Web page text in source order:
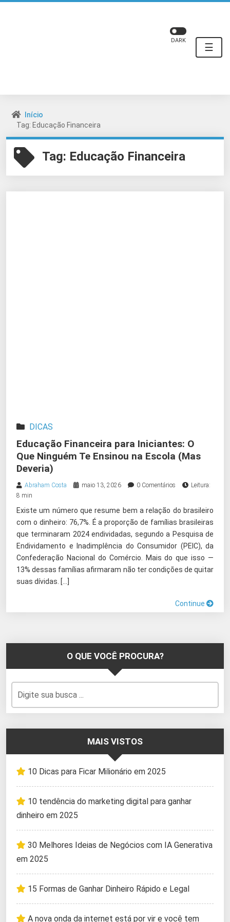
☰
DARK
Início
Tag: Educação Financeira
Tag: Educação Financeira
DICAS
Educação Financeira para Iniciantes: O
Que Ninguém Te Ensinou na Escola (Mas
Deveria)
Abraham Costa maio 13, 2026 0 Comentários
Leitura:
8 min
Existe um número que resume bem a relação do brasileiro
com o dinheiro: 76,7%. É a proporção de famílias brasileiras
que terminaram 2024 endividadas, segundo a Pesquisa de
Endividamento e Inadimplência do Consumidor (PEIC), da
Confederação Nacional do Comércio. Mais do que isso —
13% dessas famílias afirmaram não ter condições de quitar
suas dívidas. […]
Continue
O QUE VOCÊ PROCURA?
MAIS VISTOS
10 Dicas para Ficar Milionário em 2025
10 tendência do marketing digital para ganhar
dinheiro em 2025
30 Melhores Ideias de Negócios com IA Generativa
em 2025
15 Formas de Ganhar Dinheiro Rápido e Legal
A nova onda da internet está por vir e você tem